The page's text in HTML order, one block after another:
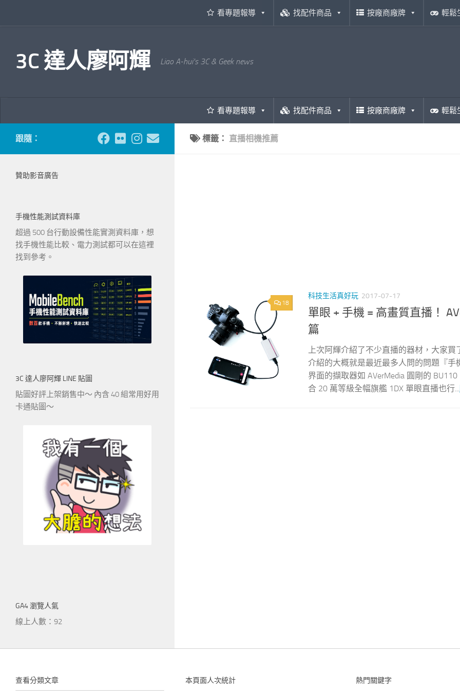
看專題報導 找配件商品 按廠商廠牌 輕鬆
3C 達人廖阿輝 Liao A-hui's 3C & Geek news
看專題報導 找配件商品 按廠商廠牌 輕鬆
標籤： 直播相機推薦
18
科技生活真好玩 2017-07-17
單眼 + 手機 = 高畫質直播！
篇
上次阿輝介紹了不少直播的器材，大家
介紹的大概就是最近最多人問的問題『手
界面的擷取器如 AVerMedia 圓剛的
合 20 萬等級全幅旗艦 1DX 單眼直播也行...
跟隨：
贊助影音廣告
手機性能測試資料庫
超過 500 台行動設備性能實測資料庫，想
找手機性能比較、電力測試都可以在這裡
找到參考。
3C 達人廖阿輝 LINE 貼圖
貼圖好評上架銷售中～ 內含 40 組常用好用
卡通貼圖～
GA4 瀏覽人氣
線上人數：92
查看分類文章 本頁面人次統計 熱門關鍵字